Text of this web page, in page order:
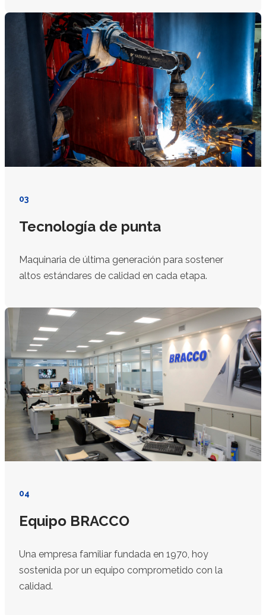
03
Tecnología de punta
Maquinaria de última generación para sostener
altos estándares de calidad en cada etapa.
04
Equipo BRACCO
Una empresa familiar fundada en 1970, hoy
sostenida por un equipo comprometido con la
calidad.